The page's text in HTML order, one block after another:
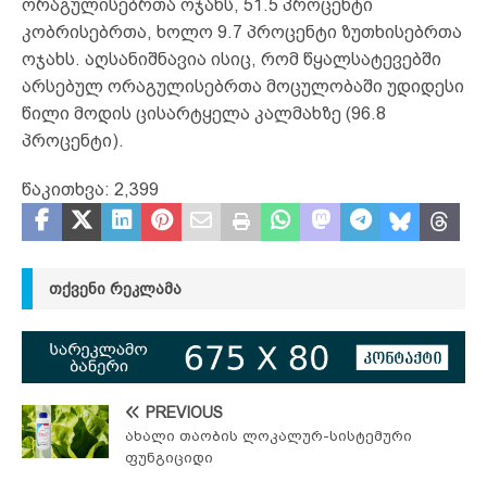
ორაგულისებრთა ოჯახს, 51.5 პროცენტი
კობრისებრთა, ხოლო 9.7 პროცენტი ზუთხისებრთა
ოჯახს. აღსანიშნავია ისიც, რომ წყალსატევებში
არსებულ ორაგულისებრთა მოცულობაში უდიდესი
წილი მოდის ცისარტყელა კალმახზე (96.8
პროცენტი).
წაკითხვა: 2,399
ᲗᲥᲕᲔᲜᲘ ᲠᲔᲙᲚᲐᲛᲐ
PREVIOUS
ახალი თაობის ლოკალურ-სისტემური
ფუნგიციდი